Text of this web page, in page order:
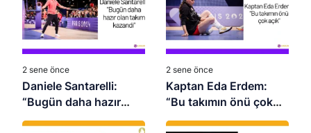
2 sene önce
Daniele Santarelli:
“Bugün daha hazır
olan takım kazandı”
2 sene önce
Kaptan Eda Erdem:
“Bu takımın önü çok
açık”